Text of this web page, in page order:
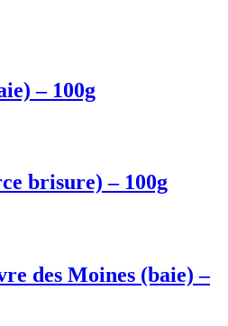
– 100g
brisure) – 100g
des Moines (baie) –